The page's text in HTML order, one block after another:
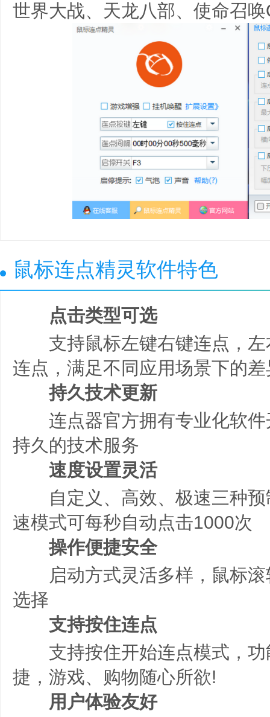
世界大战、天龙八部、使命召
鼠标连点精灵软件特色
点击类型可选
支持鼠标左键右键连点，左
连点，满足不同应用场景下的
持久技术更新
连点器官方拥有专业化软件
持久的技术服务
速度设置灵活
自定义、高效、极速三种预
速模式可每秒自动点击1000次
操作便捷安全
启动方式灵活多样，鼠标滚
选择
支持按住连点
支持按住开始连点模式，功
捷，游戏、购物随心所欲!
用户体验友好